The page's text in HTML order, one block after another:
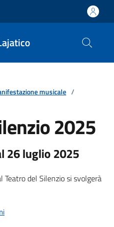
musicale /
2025
26 luglio 2025
del Silenzio si svolgerà